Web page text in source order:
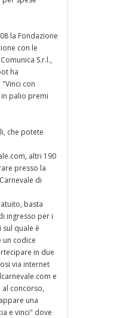
la Fondazione
con le
S.r.l.,
ha
con
palio premi
che potete
altri 190
presso la
di
basta
ingresso per i
sul quale è
un codice
in due
via internet
e
al concorso,
una
e vinci" dove